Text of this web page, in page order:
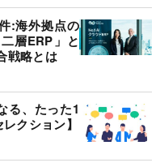
:海外拠点の
層ERP」と
戦略とは
る、たった1
クション】